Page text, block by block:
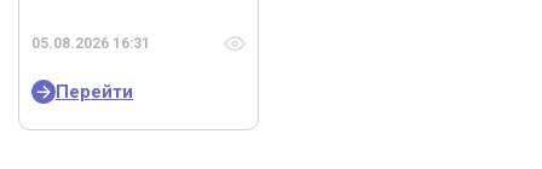
05.08.2026 16:31
Перейти